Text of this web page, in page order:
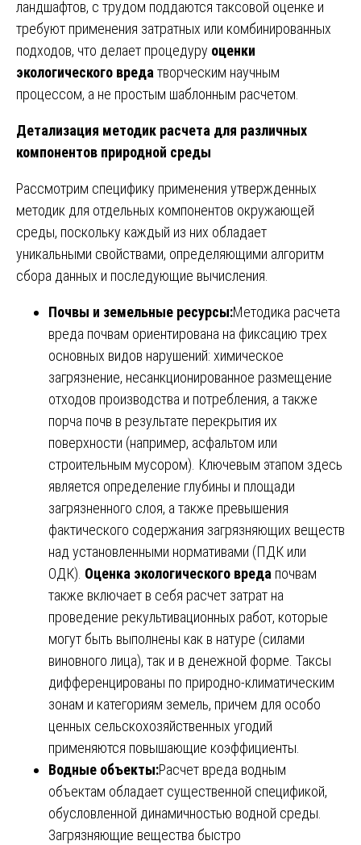
ландшафтов, с трудом поддаются таксовой оценке и
требуют применения затратных или комбинированных
подходов, что делает процедуру оценки
экологического вреда творческим научным
процессом, а не простым шаблонным расчетом.
Детализация методик расчета для различных
компонентов природной среды
Рассмотрим специфику применения утвержденных
методик для отдельных компонентов окружающей
среды, поскольку каждый из них обладает
уникальными свойствами, определяющими алгоритм
сбора данных и последующие вычисления.
Почвы и земельные ресурсы:Методика расчета
вреда почвам ориентирована на фиксацию трех
основных видов нарушений: химическое
загрязнение, несанкционированное размещение
отходов производства и потребления, а также
порча почв в результате перекрытия их
поверхности (например, асфальтом или
строительным мусором). Ключевым этапом здесь
является определение глубины и площади
загрязненного слоя, а также превышения
фактического содержания загрязняющих веществ
над установленными нормативами (ПДК или
ОДК). Оценка экологического вреда почвам
также включает в себя расчет затрат на
проведение рекультивационных работ, которые
могут быть выполнены как в натуре (силами
виновного лица), так и в денежной форме. Таксы
дифференцированы по природно-климатическим
зонам и категориям земель, причем для особо
ценных сельскохозяйственных угодий
применяются повышающие коэффициенты.
Водные объекты:Расчет вреда водным
объектам обладает существенной спецификой,
обусловленной динамичностью водной среды.
Загрязняющие вещества быстро